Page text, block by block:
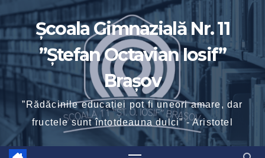
to
content
Școala Gimnazială Nr. 11
”Ștefan Octavian Iosif”
Brașov
”Rădăcinile educației pot fi uneori amare, dar
fructele sunt întotdeauna dulci” - Aristotel